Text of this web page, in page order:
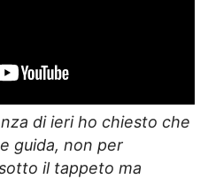
di ieri ho chiesto che
guida, non per
il tappeto ma